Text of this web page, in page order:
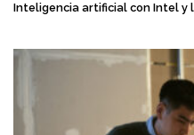
Inteligencia artificial con Intel y